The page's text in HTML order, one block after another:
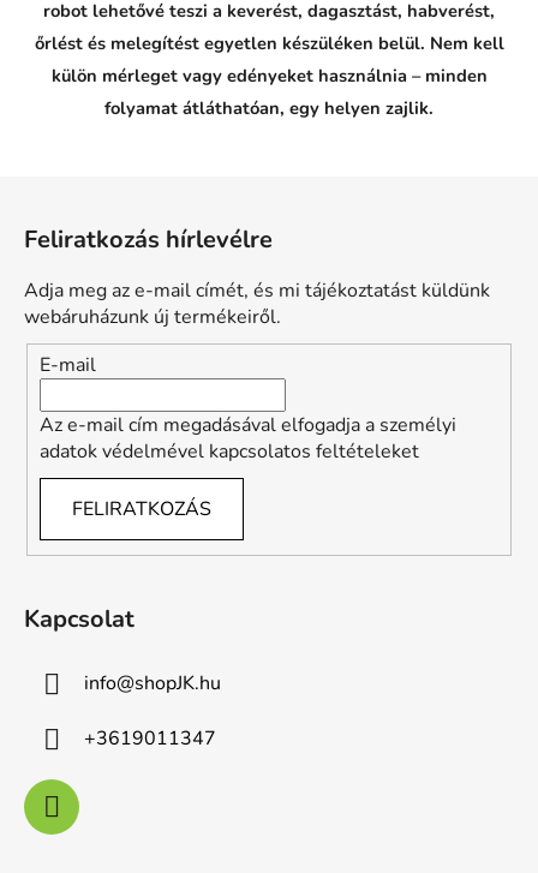
robot lehetővé teszi a keverést, dagasztást, habverést,
őrlést és melegítést egyetlen készüléken belül. Nem kell
külön mérleget vagy edényeket használnia – minden
folyamat átláthatóan, egy helyen zajlik.
Feliratkozás hírlevélre
Adja meg az e-mail címét, és mi tájékoztatást küldünk
webáruházunk új termékeiről.
E-mail
Az e-mail cím megadásával elfogadja a személyi
adatok védelmével kapcsolatos feltételeket
FELIRATKOZÁS
Kapcsolat
info@shopJK.hu
+3619011347